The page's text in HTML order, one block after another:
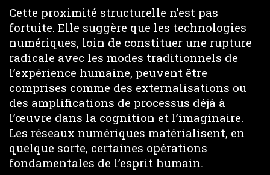
Cette proximité structurelle n’est pas
fortuite. Elle suggère que les technologies
numériques, loin de constituer une rupture
radicale avec les modes traditionnels de
l’expérience humaine, peuvent être
comprises comme des externalisations ou
des amplifications de processus déjà à
l’œuvre dans la cognition et l’imaginaire.
Les réseaux numériques matérialisent, en
quelque sorte, certaines opérations
fondamentales de l’esprit humain.